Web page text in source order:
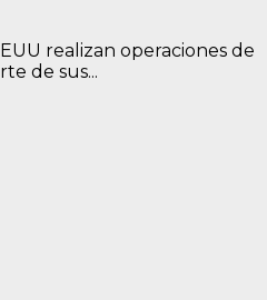
realizan operaciones de
de sus...